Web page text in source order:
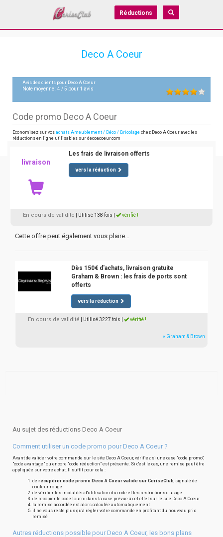
Réductions
Deco A Coeur
Avis des clients pour Deco A Coeur
Note moyenne :4 /5 pour 1 avis
Code promo Deco A Coeur
Economisez sur vos achats Ameublement / Déco / Bricolage chez Deco A Coeur avec les
réductions en ligne utilisables sur decoacoeur.com
livraison
Les frais de livraison offerts
vers la réduction
En cours de validité | Utilisé 138 fois vérifié !
Cette offre peut également vous plaire...
Dès 150€ d'achats, livraison gratuite
Graham & Brown : les frais de ports sont
offerts
vers la réduction
En cours de validité | Utilisé 3227 fois vérifié !
» Graham & Brown
Au sujet des réductions Deco A Coeur
Comment utiliser un code promo pour Deco A Coeur ?
Avant de valider votre commande sur le site Deco A Coeur, vérifiez si une case "code promo",
"code avantage" ou encore "code réduction" est présente. Si c'est le cas, une remise peut être
appliquée sur votre achat. Il suffit pour cela :
de récupérer code promo Deco A Coeur valide sur CeriseClub, signalé de
couleur rouge
de vérifier les modalités d'utilisation du code et les restrictions d'usage
de recopier le code fourni dans la case prévue à cet effet sur le site Deco A Coeur
la remise accordée est alors calculée automatiquement
il ne vous reste plus qu'à régler votre commande en profitant du nouveau prix
remisé
Autres réductions possible pour Deco A Coeur, les bons plans